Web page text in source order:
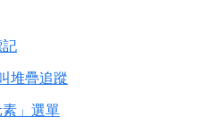
堆疊追蹤
」選單